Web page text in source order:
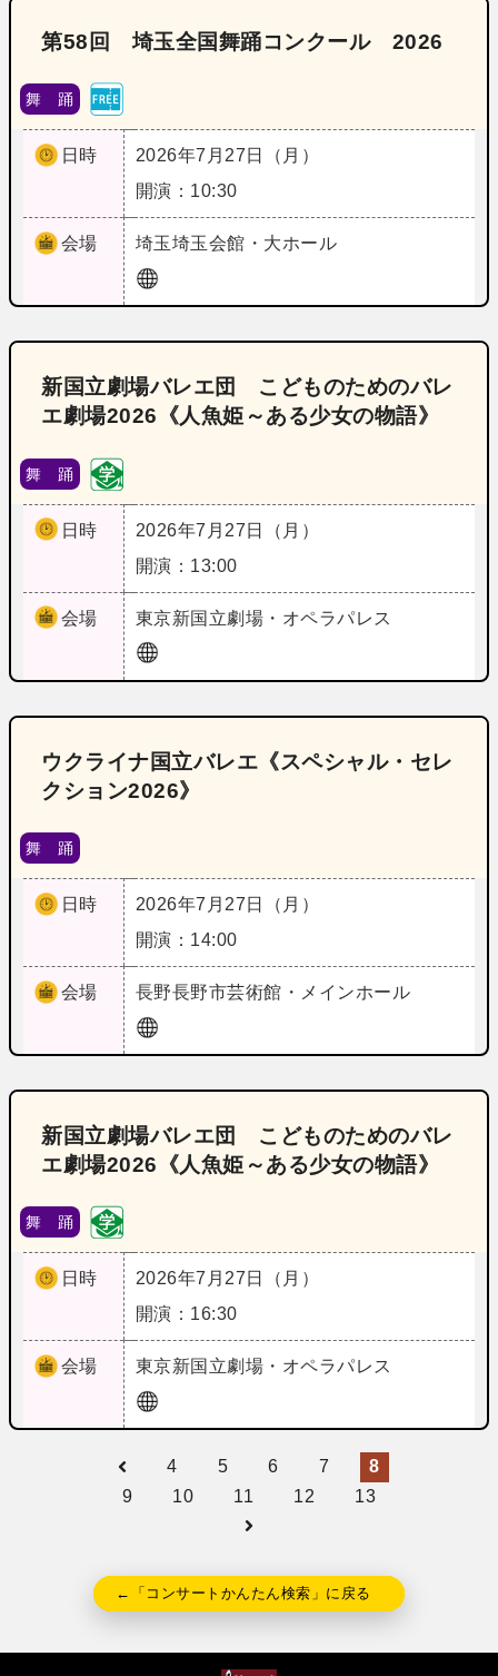
第58回 埼玉全国舞踊コンクール 2026
舞 踊
日時
2026年7月27日（月）
開演：10:30
会場 埼玉埼玉会館・大ホール
新国立劇場バレエ団 こどものためのバレ
エ劇場2026《人魚姫～ある少女の物語》
舞 踊
日時
2026年7月27日（月）
開演：13:00
会場 東京新国立劇場・オペラパレス
ウクライナ国立バレエ《スペシャル・セレ
クション2026》
舞 踊
日時
2026年7月27日（月）
開演：14:00
会場 長野長野市芸術館・メインホール
新国立劇場バレエ団 こどものためのバレ
エ劇場2026《人魚姫～ある少女の物語》
舞 踊
日時
2026年7月27日（月）
開演：16:30
会場 東京新国立劇場・オペラパレス
4 5 6 7
8
9
10 11 12 13
←「コンサートかんたん検索」に戻る